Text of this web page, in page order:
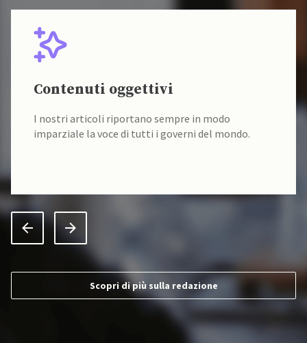
Contenuti oggettivi
I nostri articoli riportano sempre in modo
imparziale la voce di tutti i governi del mondo.
Scopri di più sulla redazione